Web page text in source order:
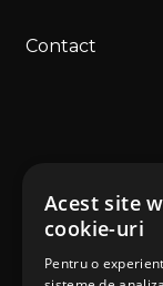
Contact
Acest site
cookie-uri
Pentru o